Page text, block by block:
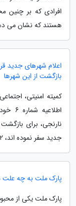
افرادی که بر چنین
هستند که نشان می
بازگشت از این شهرها
کمیته امنیتی،
نارنجی، برای
جدید سفر نموده اند، 72 ساعت فرصت مشخص کرد.
پارک ملت به چه
پارک ملت یکی از